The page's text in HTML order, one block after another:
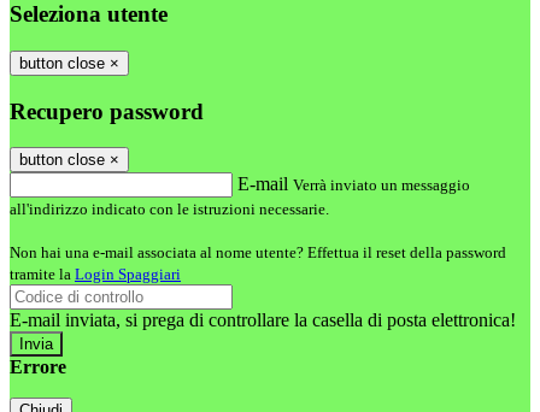
Seleziona utente
button close ×
Recupero password
button close ×
E-mail Verrà inviato un messaggio
all'indirizzo indicato con le istruzioni necessarie.
Non hai una e-mail associata al nome utente? Effettua il reset della password
tramite la Login Spaggiari
E-mail inviata, si prega di controllare la casella di posta elettronica!
Errore